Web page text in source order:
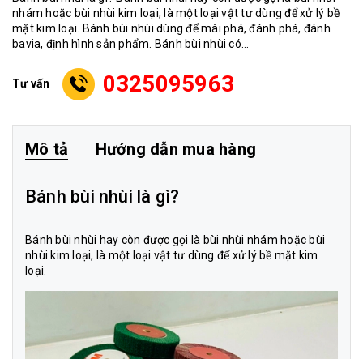
nhám hoặc bùi nhùi kim loại, là một loại vật tư dùng để xử lý bề
mặt kim loại. Bánh bùi nhùi dùng để mài phá, đánh phá, đánh
bavia, định hình sản phẩm. Bánh bùi nhùi có...
Tư vấn 0325095963
Mô tả Hướng dẫn mua hàng
Bánh bùi nhùi là gì?
Bánh bùi nhùi hay còn được gọi là bùi nhùi nhám hoặc bùi
nhùi kim loại, là một loại vật tư dùng để xử lý bề mặt kim
loại.